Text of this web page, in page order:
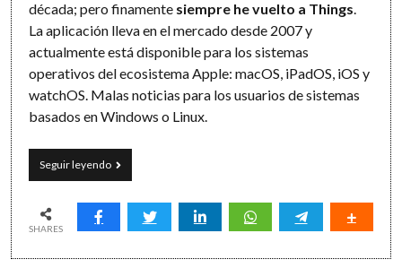
década; pero finamente siempre he vuelto a Things.
La aplicación lleva en el mercado desde 2007 y
actualmente está disponible para los sistemas
operativos del ecosistema Apple: macOS, iPadOS, iOS y
watchOS. Malas noticias para los usuarios de sistemas
basados en Windows o Linux.
Seguir leyendoThings
y
SHARES